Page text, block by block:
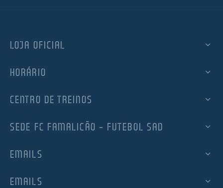
LOJA OFICIAL
HORÁRIO
CENTRO DE TREINOS
SEDE FC FAMALICÃO – FUTEBOL SAD
EMAILS
EMAILS